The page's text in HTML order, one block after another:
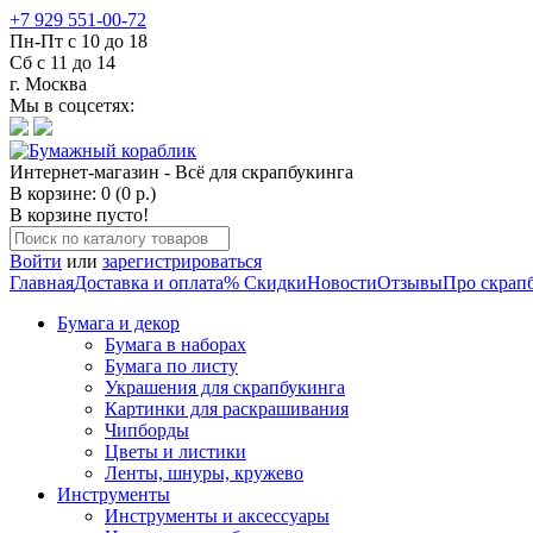
+7 929 551-00-72
Пн-Пт с 10 до 18
Сб с 11 до 14
г. Москва
Мы в соцсетях:
Интернет-магазин - Всё для скрапбукинга
В корзине: 0 (0 р.)
В корзине пусто!
Войти или зарегистрироваться
ГлавнаяДоставка и оплата% СкидкиНовостиОтзывыПро
Бумага и декор
Бумага в наборах
Бумага по листу
Украшения для скрапбукинга
Картинки для раскрашивания
Чипборды
Цветы и листики
Ленты, шнуры, кружево
Инструменты
Инструменты и аксессуары